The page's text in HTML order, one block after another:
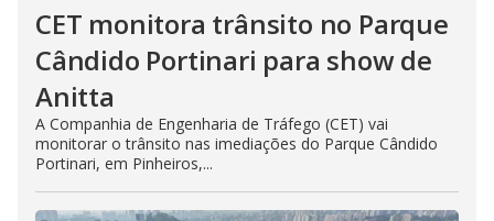
CET monitora trânsito no Parque
Cândido Portinari para show de
Anitta
A Companhia de Engenharia de Tráfego (CET) vai
monitorar o trânsito nas imediações do Parque Cândido
Portinari, em Pinheiros,...